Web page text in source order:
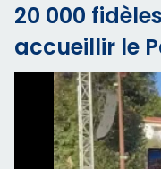
20 000
accueillir le